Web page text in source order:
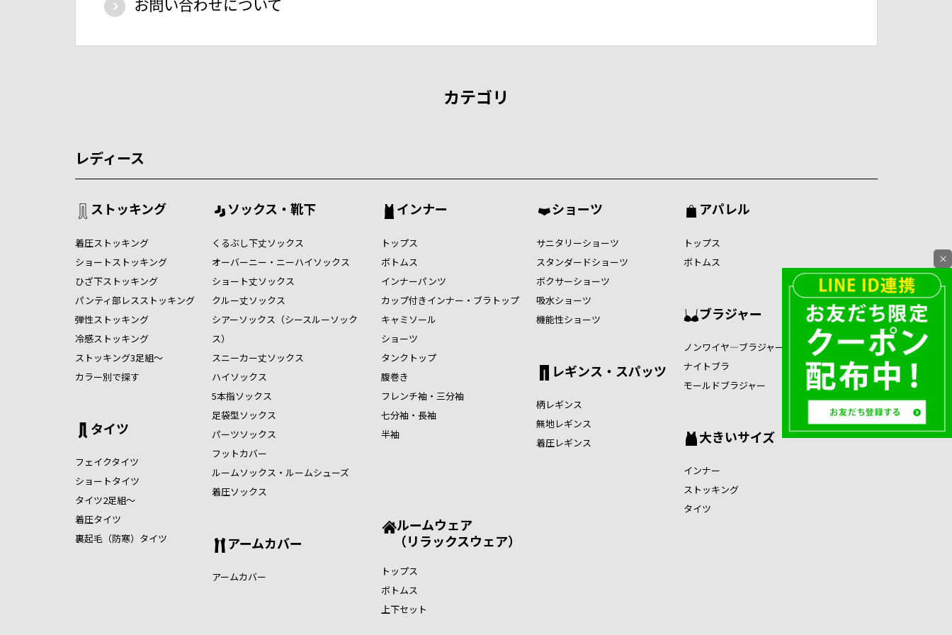
お問い合わせについて
カテゴリ
レディース
ストッキング
着圧ストッキング
ショートストッキング
ひざ下ストッキング
パンティ部レスストッキング
弾性ストッキング
冷感ストッキング
ストッキング3足組～
カラー別で探す
タイツ
フェイクタイツ
ショートタイツ
タイツ2足組～
着圧タイツ
裏起毛（防寒）タイツ
ソックス・靴下
くるぶし下丈ソックス
オーバーニー・ニーハイソックス
ショート丈ソックス
クルー丈ソックス
シアーソックス（シースルーソック
ス）
スニーカー丈ソックス
ハイソックス
5本指ソックス
足袋型ソックス
パーツソックス
フットカバー
ルームソックス・ルームシューズ
着圧ソックス
アームカバー
アームカバー
インナー
トップス
ボトムス
インナーパンツ
カップ付きインナー・ブラトップ
キャミソール
ショーツ
タンクトップ
腹巻き
フレンチ袖・三分袖
七分袖・長袖
半袖
ショーツ
サニタリーショーツ
スタンダードショーツ
ボクサーショーツ
吸水ショーツ
機能性ショーツ
レギンス・スパッツ
柄レギンス
無地レギンス
着圧レギンス
アパレル
トップス
ボトムス
ブラジャー
ノンワイヤ―ブラジャー
ナイトブラ
モールドブラジャー
大きいサイズ
インナー
ストッキング
タイツ
ルームウェア
（リラックスウェア）
トップス
ボトムス
上下セット
×